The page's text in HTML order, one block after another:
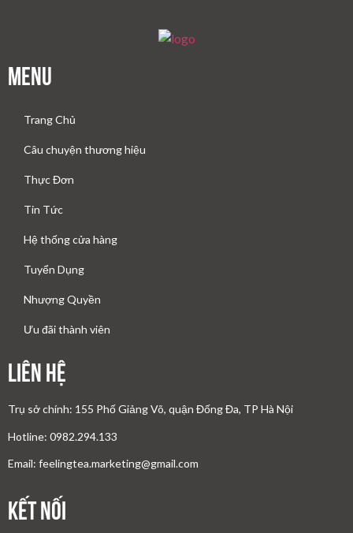
Menu
Trang Chủ
Câu chuyện thương hiệu
Thực Đơn
Tin Tức
Hệ thống cửa hàng
Tuyển Dụng
Nhượng Quyền
Ưu đãi thành viên
Liên Hệ
Trụ sở chính: 155 Phố Giảng Võ, quận Đống Đa, TP Hà Nội
Hotline: 0982.294.133
Email: feelingtea.marketing@gmail.com
Kết nối